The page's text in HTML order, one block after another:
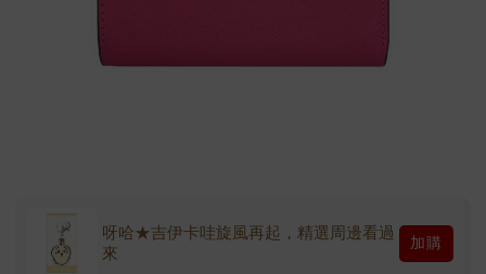
呀哈★吉伊卡哇旋風再起，精選周邊看過
來
加購